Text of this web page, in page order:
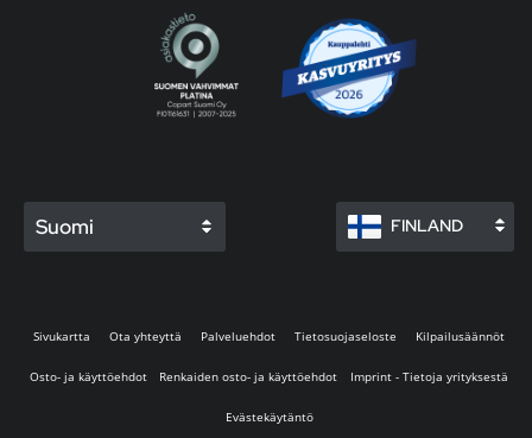
Suomi FINLAND
Sivukartta Ota yhteyttä Palveluehdot Tietosuojaseloste Kilpailusäännöt
Osto- ja käyttöehdot Renkaiden osto- ja käyttöehdot Imprint - Tietoja yrityksestä
Evästekäytäntö